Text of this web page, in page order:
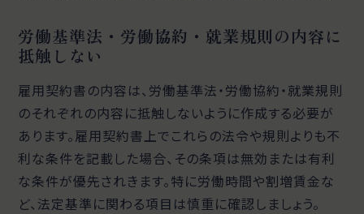
労働基準法・労働協約・就業規則の内容に
抵触しない
雇用契約書の内容は、労働基準法・労働協約・就業規則
のそれぞれの内容に抵触しないように作成する必要が
あります。雇用契約書上でこれらの法令や規則よりも不
利な条件を記載した場合、その条項は無効または有利
な条件が優先されきます。特に労働時間や割増賃金な
ど、法定基準に関わる項目は慎重に確認しましょう。